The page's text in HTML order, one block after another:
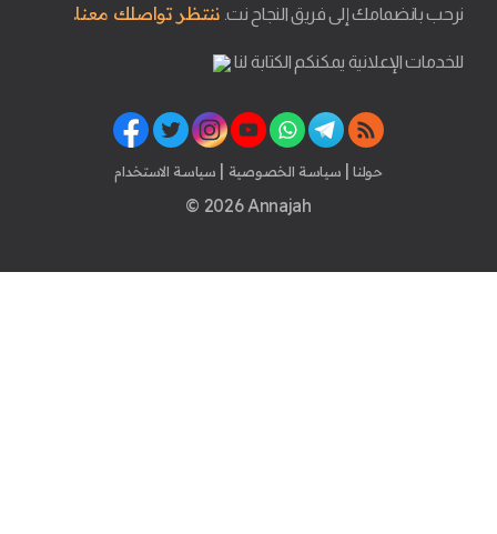
نرحب بانضمامك إلى فريق النجاح نت. ننتظر تواصلك معنا.
للخدمات الإعلانية يمكنكم الكتابة لنا
حولنا | سياسة الخصوصية | سياسة الاستخدام
© 2026 Annajah